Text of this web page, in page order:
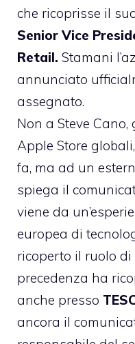
che ricoprisse il
Senior Vice
Retail. Stamani
annunciato
assegnato.
Non a Steve Cano,
Apple Store
fa, ma ad un
spiega il
viene da
europea di
ricoperto il ruolo di
precedenza ha
anche presso
ancora il